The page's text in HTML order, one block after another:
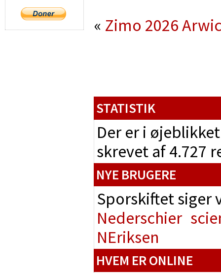
« Zimo 2026
STATISTIK
Der er i
skrevet af 4.727
NYE BRUGERE
Sporskiftet
Nederschier
NEriksen
HVEM ER ONLINE